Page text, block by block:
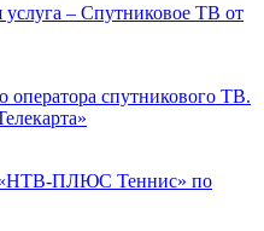
– Спутниковое ТВ от
оператора спутникового ТВ.
«НТВ-ПЛЮС Теннис» по